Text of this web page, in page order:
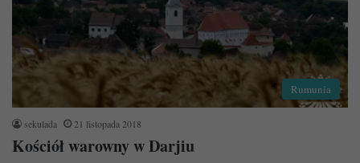
Rumunia
sekulada 21 listopada 2018
Kościół warowny w Darjiu